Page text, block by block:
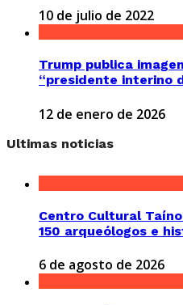
10 de julio de 2022
Trump publica
“presidente interino
12 de enero de 2026
Ultimas noticias
Centro Cultural
150 arqueólogos e
6 de agosto de 2026